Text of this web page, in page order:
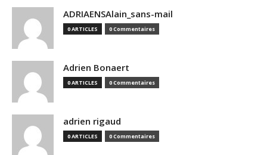
ADRIAENSAlain_sans-mail
0 ARTICLES 0 Commentaires
Adrien Bonaert
0 ARTICLES 0 Commentaires
adrien rigaud
0 ARTICLES 0 Commentaires